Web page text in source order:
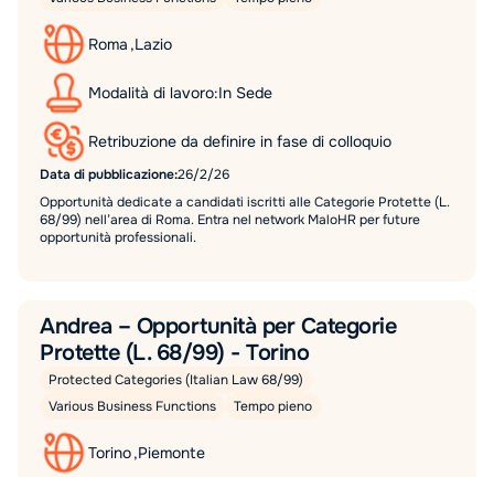
Roma ,Lazio
Modalità di lavoro:In Sede
Retribuzione da definire in fase di colloquio
Data di pubblicazione:26/2/26
Opportunità dedicate a candidati iscritti alle Categorie Protette (L.
68/99) nell’area di Roma. Entra nel network MaloHR per future
opportunità professionali.
Andrea – Opportunità per Categorie
Protette (L. 68/99) - Torino
Protected Categories (Italian Law 68/99)
Various Business Functions
Tempo pieno
Torino,Piemonte